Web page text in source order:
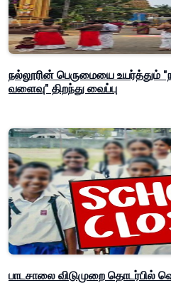
நல்லூரின் பெருமையை உயர்த்தும்
வளைவு" திறந்து வைப்பு
பாடசாலை விடுமுறை தொடர்பில்